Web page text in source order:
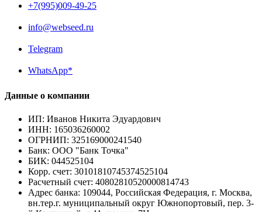
+7(995)009-49-25
info@webseed.ru
Telegram
WhatsApp*
Данные о компании
ИП: Иванов Никита Эдуардович
ИНН: 165036260002
ОГРНИП: 325169000241540
Банк: ООО "Банк Точка"
БИК: 044525104
Корр. счет: 30101810745374525104
Расчетный счет: 40802810520000814743
Адрес банка: 109044, Российская Федерация, г. Москва,
вн.тер.г. муниципальный округ Южнопортовый, пер. 3-